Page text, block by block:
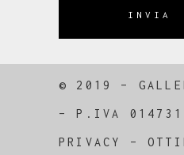
INVIA
© 2019 –
–P.IVA
PRIVACY –